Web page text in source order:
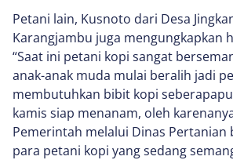
Petani lain, Kusnoto dari Desa
Karangjambu juga mengungkapkan
“Saat ini petani kopi sangat
anak-anak muda mulai beralih jadi
membutuhkan bibit kopi
kamis siap menanam, oleh
Pemerintah melalui Dinas Pertanian
para petani kopi yang sedang